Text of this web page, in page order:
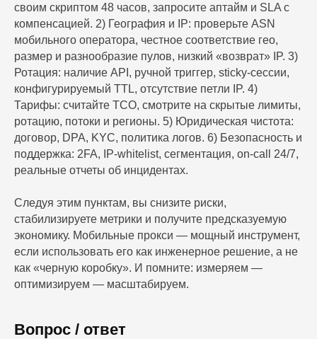
своим скриптом 48 часов, запросите аптайм и SLA с
компенсацией. 2) География и IP: проверьте ASN
мобильного оператора, честное соответствие гео,
размер и разнообразие пулов, низкий «возврат» IP. 3)
Ротация: наличие API, ручной триггер, sticky‑сессии,
конфигурируемый TTL, отсутствие петли IP. 4)
Тарифы: считайте ТСО, смотрите на скрытые лимиты,
ротацию, потоки и регионы. 5) Юридическая чистота:
договор, DPA, KYC, политика логов. 6) Безопасность и
поддержка: 2FA, IP‑whitelist, сегментация, on‑call 24/7,
реальные отчеты об инцидентах.
Следуя этим пунктам, вы снизите риски,
стабилизируете метрики и получите предсказуемую
экономику. Мобильные прокси — мощный инструмент,
если использовать его как инженерное решение, а не
как «черную коробку». И помните: измеряем —
оптимизируем — масштабируем.
Вопрос / ответ